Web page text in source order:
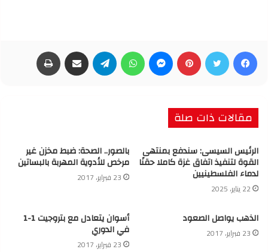
فيسبوك تويتر بينتيريست ماسنجر واتساب تيلقرام مشاركة عبر البريد
مقالات ذات صلة
الرئيس السيسى: سندفع بمنتهى
القوة لتنفيذ اتفاق غزة كاملا حقنًا
لدماء الفلسطينيين
22 يناير، 2025
بالصور.. الصحة: ضبط مخزن غير
مرخص للأدوية المهربة بالبساتين
23 فبراير، 2017
الذهب يواصل الصعود
23 فبراير، 2017
أسوان يتعادل مع بتروجيت 1-1
في الدوري
23 فبراير، 2017